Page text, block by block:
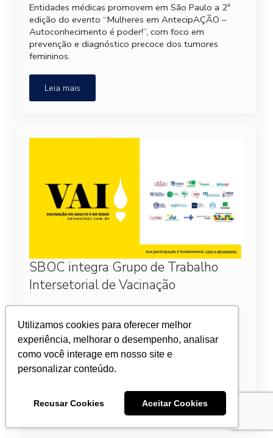
Utilizamos cookies para oferecer melhor
experiência, melhorar o desempenho, analisar
como você interage em nosso site e
personalizar conteúdo.
Recusar Cookies Aceitar Cookies
Entidades médicas promovem em São Paulo a 2ª
edição do evento “Mulheres em AntecipAÇÃO –
Autoconhecimento é poder!”, com foco em
prevenção e diagnóstico precoce dos tumores
femininos.
Leia mais
SBOC integra Grupo de Trabalho
Intersetorial de Vacinação
A SBOC é uma das 17 instituições integrante do
Grupo de Trabalho Intersetorial de Vacinação do
Adulto e do Idoso (VAI), cujo objetivo principal é
conscientizar a população sobre a…
Leia mais